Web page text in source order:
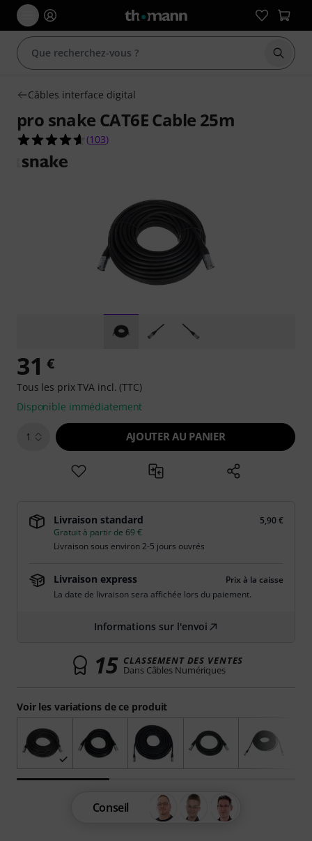
Câbles interface digital
pro snake CAT6E Cable 25m
4.6 étoiles sur 5 d'après 103 évaluations clients
(103)
Voir les variations de ce produit
31 €
Tous les prix TVA incl. (TTC)
Disponible immédiatement
1 AJOUTER AU PANIER
Livraison standard
5,90 €
Gratuit à partir de 69 €
Livraison sous environ 2-5 jours ouvrés
Livraison express
Prix à la caisse
La date de livraison sera affichée lors du paiement.
Informations sur l'envoi
15 CLASSEMENT DES VENTES
Dans Câbles Numériques
Conseil